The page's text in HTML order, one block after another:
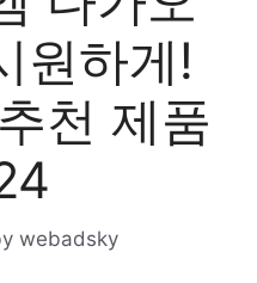
원하게!
천 제품
webadsky